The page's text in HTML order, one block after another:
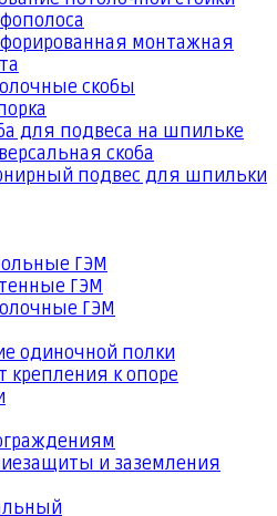
монтажная
скобы
для подвеса на шпильке
скоба
подвес для шпильки
ГЭМ
ГЭМ
ГЭМ
одиночной полки
крепления к опоре
и заземления